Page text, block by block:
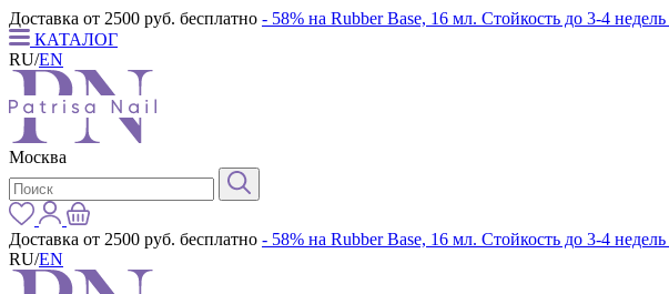
Доставка от 2500 руб. бесплатно - 58% на Rubber Base, 16 мл. Стойкость до 3-4 недель
КАТАЛОГ
RU/EN
Москва
Доставка от 2500 руб. бесплатно - 58% на Rubber Base, 16 мл. Стойкость до 3-4 недель
RU/EN